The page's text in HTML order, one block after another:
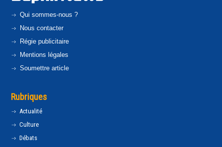
Qui sommes-nous ?
Nous contacter
Régie publicitaire
Mentions légales
Soumettre article
Rubriques
Actualité
Culture
Débats